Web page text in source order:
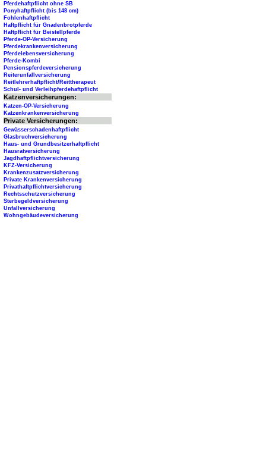
Pferdehaftpflicht ohne SB
Ponyhaftpflicht (bis 148 cm)
Fohlenhaftpflicht
Haftpflicht für Gnadenbrotpferde
Haftpflicht für Beistellpferde
Pferde-OP-Versicherung
Pferdekrankenversicherung
Pferdelebensversicherung
Pferde-Kombi
Pensionspferdeversicherung
Reiterunfallversicherung
Reitlehrerhaftpflicht/Reittherapeut
Schul- und Verleihpferdehaftpflicht
Katzenversicherungen:
Katzen-OP-Versicherung
Katzenkrankenversicherung
Private Versicherungen:
Gewässerschadenhaftpflicht
Glasbruchversicherung
Haus- und Grundbesitzerhaftpflicht
Hausratversicherung
Jagdhaftpflichtversicherung
KFZ-Versicherung
Krankenzusatzversicherung
Private Krankenversicherung
Privathaftpflichtversicherung
Rechtsschutzversicherung
Sterbegeldversicherung
Unfallversicherung
Wohngebäudeversicherung